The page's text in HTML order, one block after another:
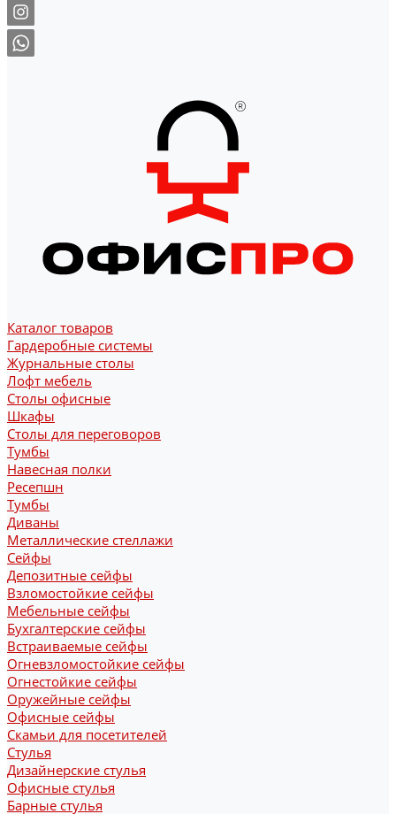
Каталог товаров
Гардеробные системы
Журнальные столы
Лофт мебель
Столы офисные
Шкафы
Столы для переговоров
Тумбы
Навесная полки
Ресепшн
Тумбы
Диваны
Металлические стеллажи
Сейфы
Депозитные сейфы
Взломостойкие сейфы
Мебельные сейфы
Бухгалтерские сейфы
Встраиваемые сейфы
Огневзломостойкие сейфы
Огнестойкие сейфы
Оружейные сейфы
Офисные сейфы
Скамьи для посетителей
Стулья
Дизайнерские стулья
Офисные стулья
Барные стулья